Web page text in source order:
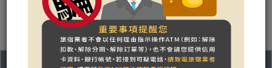
合法民宿 宜蘭縣372號